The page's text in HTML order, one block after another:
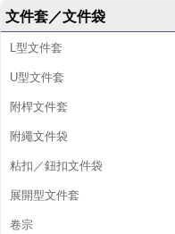
文件套／文件袋
L型文件套
U型文件套
附桿文件套
附繩文件袋
粘扣／鈕扣文件袋
展開型文件套
卷宗